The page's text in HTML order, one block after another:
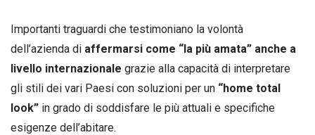
Importanti traguardi che testimoniano la volontà
dell’azienda di affermarsi come “la più amata” anche a
livello internazionale grazie alla capacità di interpretare
gli stili dei vari Paesi con soluzioni per un “home total
look” in grado di soddisfare le più attuali e specifiche
esigenze dell’abitare.